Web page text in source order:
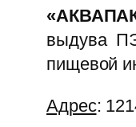
выдува
пищевой
Адрес: